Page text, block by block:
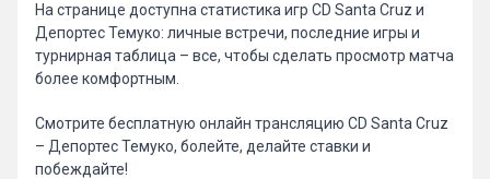
На странице доступна статистика игр CD Santa Cruz и
Депортес Темуко: личные встречи, последние игры и
турнирная таблица – все, чтобы сделать просмотр матча
более комфортным.
Смотрите бесплатную онлайн трансляцию CD Santa Cruz
– Депортес Темуко, болейте, делайте ставки и
побеждайте!